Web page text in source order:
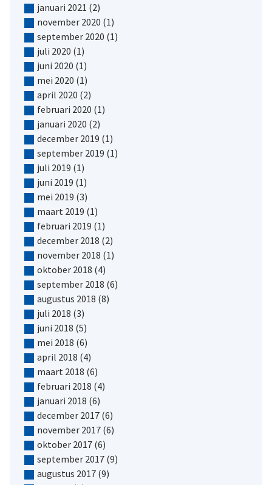
januari 2021 (2)
november 2020 (1)
september 2020 (1)
juli 2020 (1)
juni 2020 (1)
mei 2020 (1)
april 2020 (2)
februari 2020 (1)
januari 2020 (2)
december 2019 (1)
september 2019 (1)
juli 2019 (1)
juni 2019 (1)
mei 2019 (3)
maart 2019 (1)
februari 2019 (1)
december 2018 (2)
november 2018 (1)
oktober 2018 (4)
september 2018 (6)
augustus 2018 (8)
juli 2018 (3)
juni 2018 (5)
mei 2018 (6)
april 2018 (4)
maart 2018 (6)
februari 2018 (4)
januari 2018 (6)
december 2017(6)
november 2017(6)
oktober 2017(6)
september 2017(9)
augustus 2017(9)